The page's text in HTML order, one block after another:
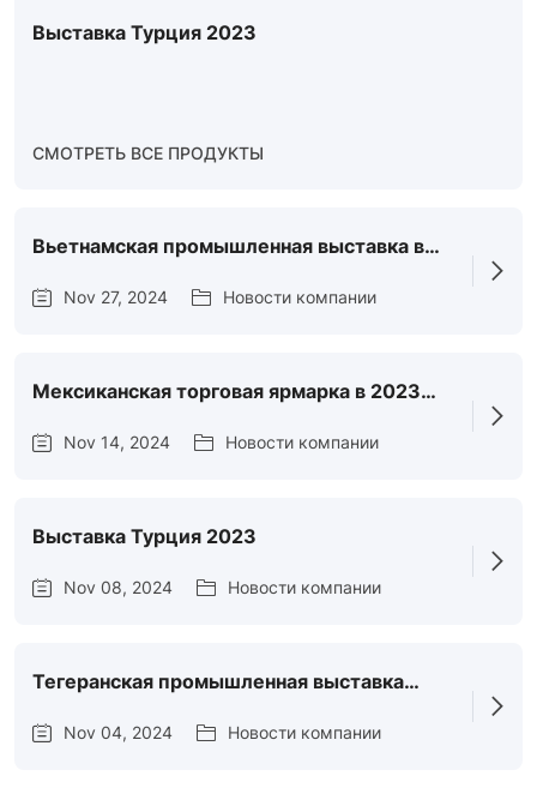
Выставка Турция 2023
СМОТРЕТЬ ВСЕ ПРОДУКТЫ
Вьетнамская промышленная выставка в
Nov 27, 2024 Новости компании
Мексиканская торговая ярмарка в 2023
Nov 14, 2024 Новости компании
Выставка Турция 2023
Nov 08, 2024 Новости компании
Тегеранская промышленная выставка
Nov 04, 2024 Новости компании